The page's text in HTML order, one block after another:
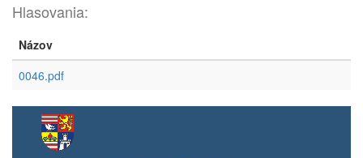
Hlasovania:
Názov
0046.pdf